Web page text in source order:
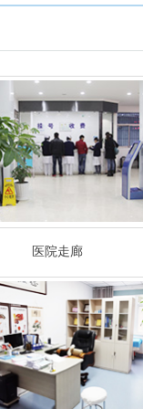
医院走廊